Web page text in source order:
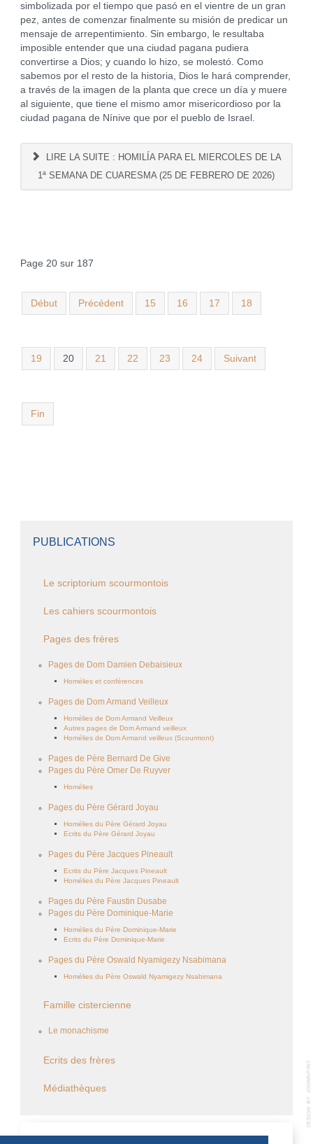
simbolizada por el tiempo que pasó en el vientre de un gran
pez, antes de comenzar finalmente su misión de predicar un
mensaje de arrepentimiento. Sin embargo, le resultaba
imposible entender que una ciudad pagana pudiera
convertirse a Dios; y cuando lo hizo, se molestó. Como
sabemos por el resto de la historia, Dios le hará comprender,
a través de la imagen de la planta que crece un día y muere
al siguiente, que tiene el mismo amor misericordioso por la
ciudad pagana de Nínive que por el pueblo de Israel.
LIRE LA SUITE : HOMILÍA PARA EL MIERCOLES DE LA
1ª SEMANA DE CUARESMA (25 DE FEBRERO DE 2026)
Page 20 sur 187
Début Précédent 15 16 17 18
19 20 21 22 23 24 Suivant
Fin
PUBLICATIONS
Le scriptorium scourmontois
Les cahiers scourmontois
Pages des frères
Pages de Dom Damien Debaisieux
Homélies et conférences
Pages de Dom Armand Veilleux
Homélies de Dom Armand Veilleux
Autres pages de Dom Armand veilleux
Homélies de Dom Armand veilleux (Scourmont)
Pages de Père Bernard De Give
Pages du Père Omer De Ruyver
Homélies
Pages du Père Gérard Joyau
Homélies du Père Gérard Joyau
Ecrits du Père Gérard Joyau
Pages du Père Jacques Pineault
Ecrits du Père Jacques Pineault
Homélies du Père Jacques Pineault
Pages du Père Faustin Dusabe
Pages du Père Dominique-Marie
Homélies du Père Dominique-Marie
Ecrits du Père Dominique-Marie
Pages du Père Oswald Nyamigezy Nsabimana
Homélies du Père Oswald Nyamigezy Nsabimana
Famille cistercienne
Le monachisme
Ecrits des frères
Médiathèques